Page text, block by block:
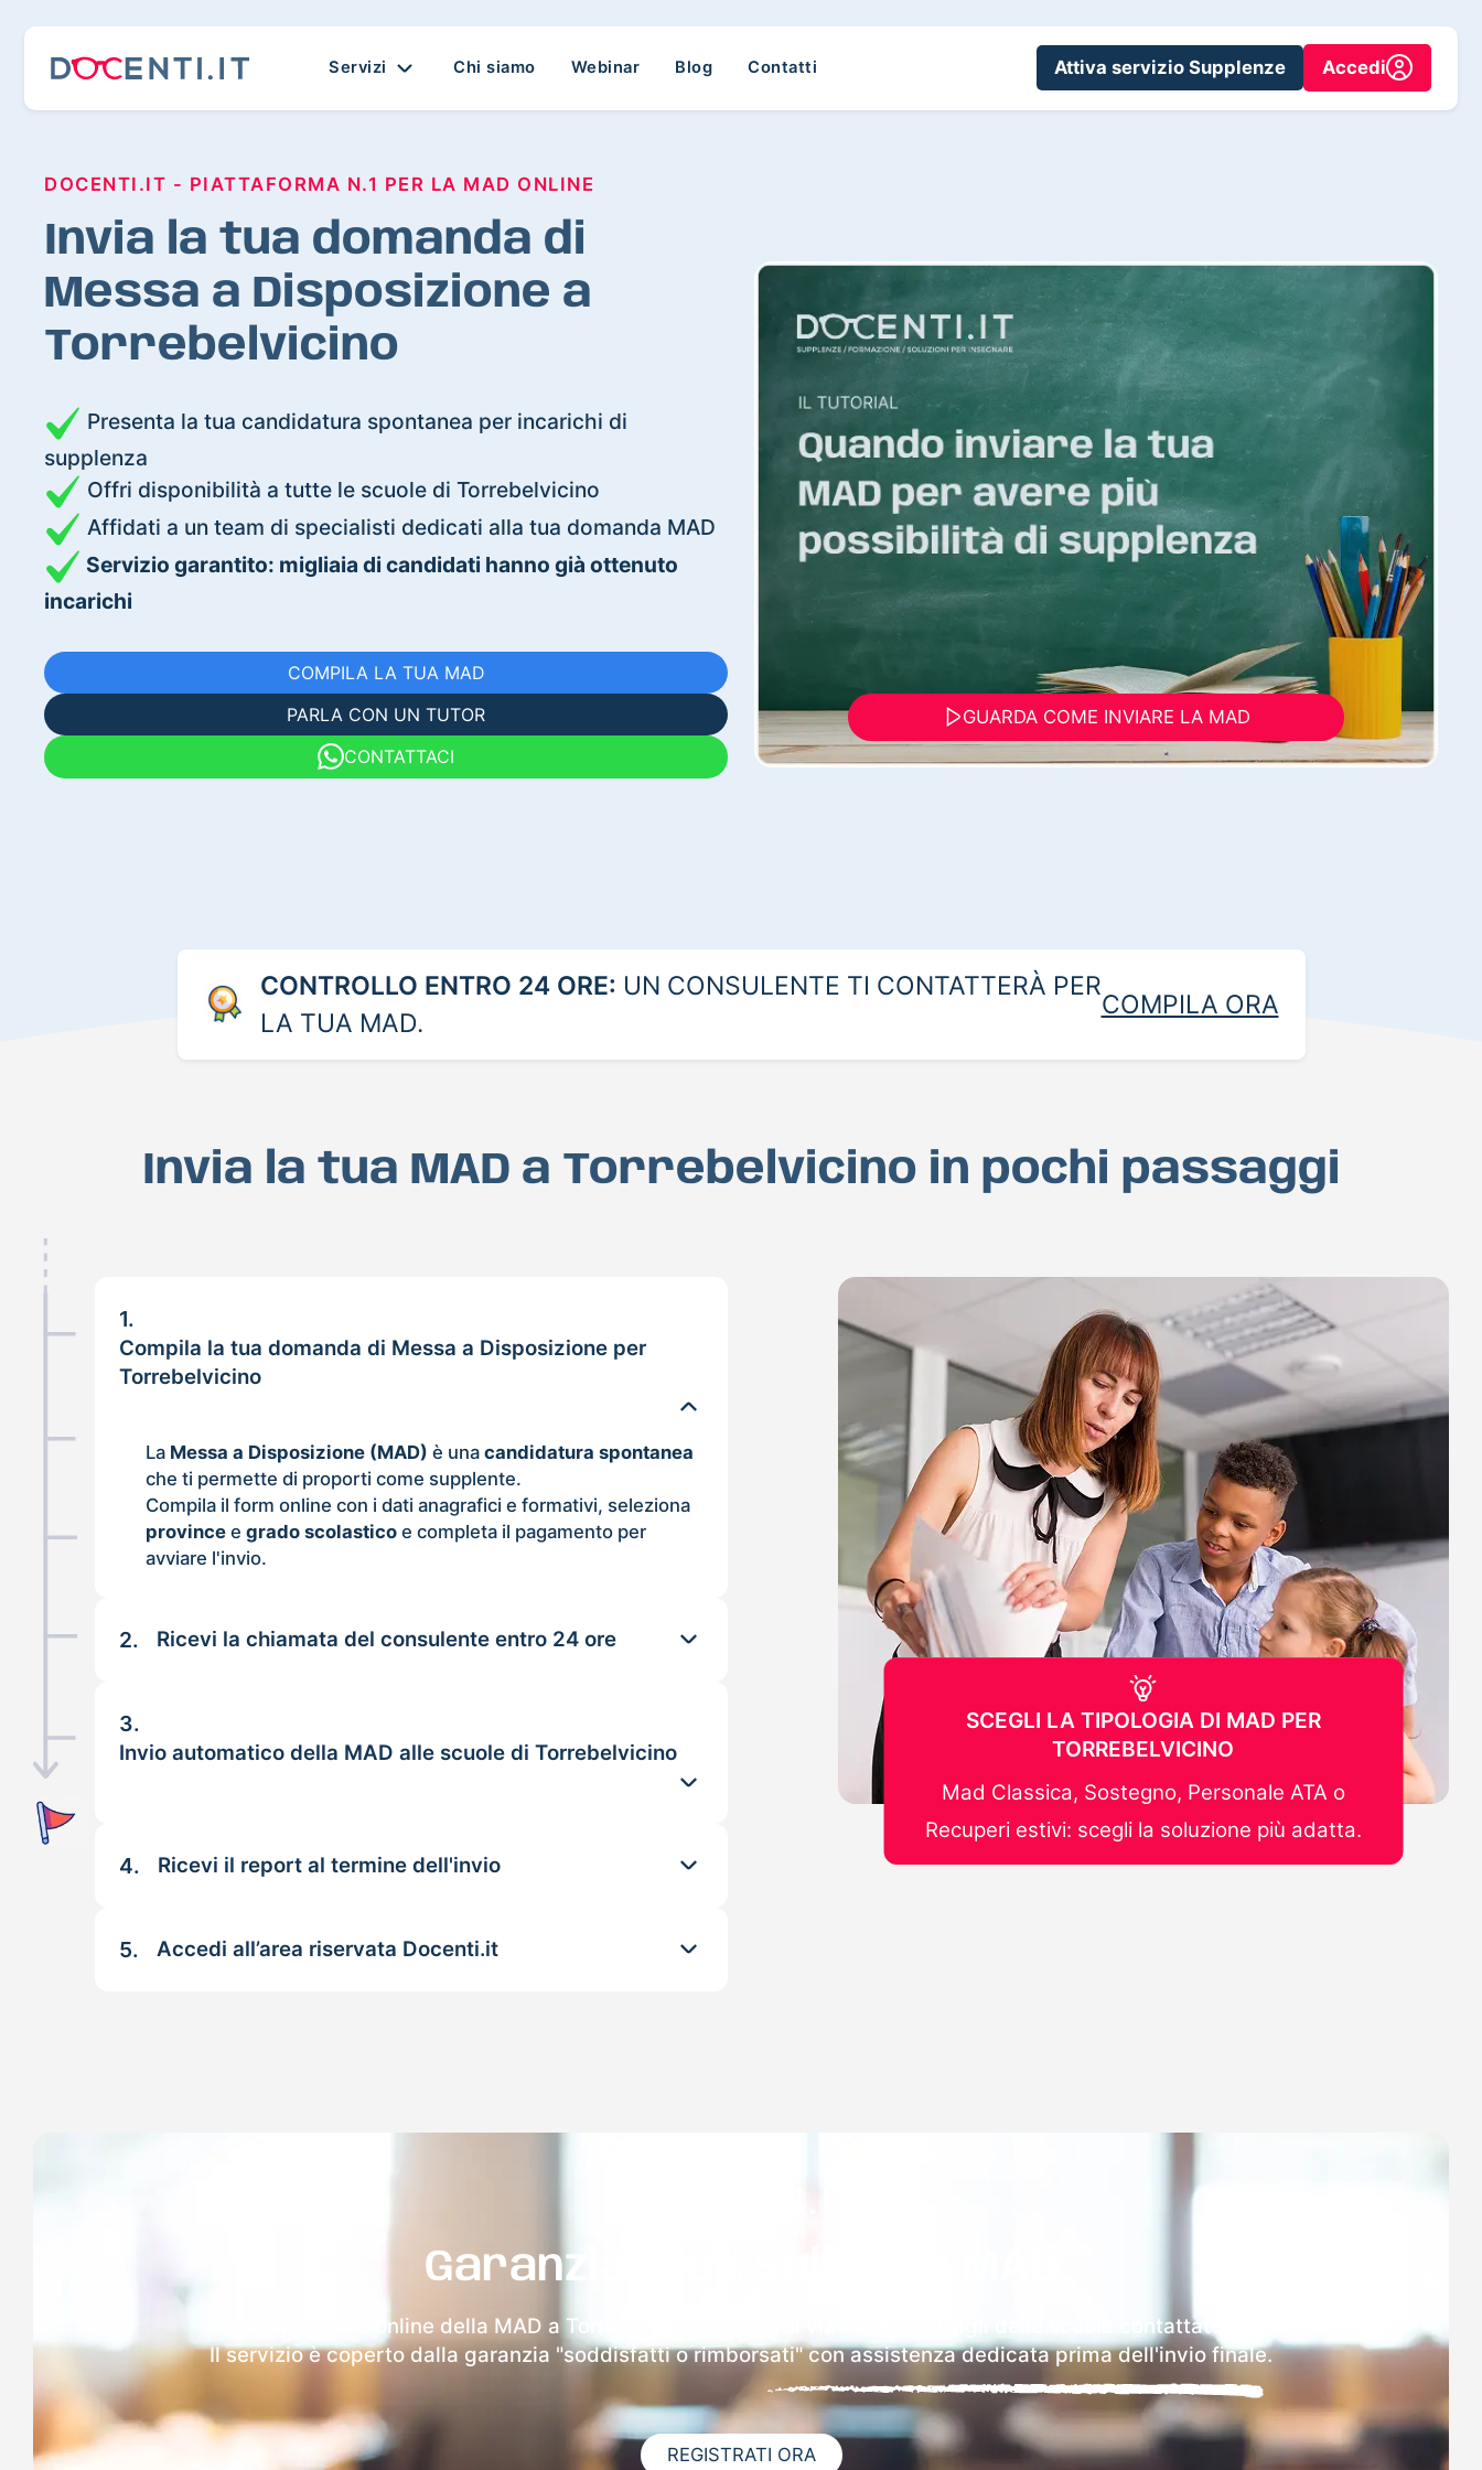
Servizi Chi siamo Webinar Blog Contatti Attiva servizio Supplenze Accedi
DOCENTI.IT - PIATTAFORMA N.1 PER LA MAD ONLINE
Invia la tua domanda di
Messa a Disposizione a
Torrebelvicino
Presenta la tua candidatura spontanea per incarichi di
supplenza
Offri disponibilità a tutte le scuole di Torrebelvicino
Affidati a un team di specialisti dedicati alla tua domanda MAD
Servizio garantito: migliaia di candidati hanno già ottenuto
incarichi
COMPILA LA TUA MAD
PARLA CON UN TUTOR
CONTATTACI
GUARDA COME INVIARE LA MAD
CONTROLLO ENTRO 24 ORE: UN CONSULENTE TI CONTATTERÀ PER
LA TUA MAD.
COMPILA ORA
Invia la tua MAD a Torrebelvicino in pochi passaggi
1.
Compila la tua domanda di Messa a Disposizione per
Torrebelvicino
La Messa a Disposizione (MAD) è unacandidatura spontanea
che ti permette di proporti come supplente.
Compila il form online con i dati anagrafici e formativi, seleziona
province egrado scolastico e completa il pagamento per
avviare l'invio.
2. Ricevi la chiamata del consulente entro 24 ore
3.
Invio automatico della MAD alle scuole di Torrebelvicino
4. Ricevi il report al termine dell'invio
5. Accedi all’area riservata Docenti.it
SCEGLI LA TIPOLOGIA DI MAD PER
TORREBELVICINO
Mad Classica, Sostegno, Personale ATA o
Recuperi estivi: scegli la soluzione più adatta.
Garanzia 100% sulla tua MAD
Dopo l'invio online della MAD a Torrebelvicino riceverai via email i dettagli delle scuole contattate.
Il servizio è coperto dalla garanzia "soddisfatti o rimborsati" con assistenza dedicata prima dell'invio finale.
REGISTRATI ORA